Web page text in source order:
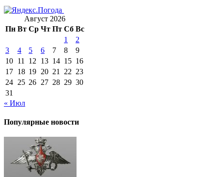
Август 2026
Пн Вт Ср Чт Пт Сб Вс
1
2
3
4 5 6 7 8
9
10 11 12 13 14 15 16
17 18 19 20 21 22 23
24 25 26 27 28 29 30
31
« Июл
Популярные новости